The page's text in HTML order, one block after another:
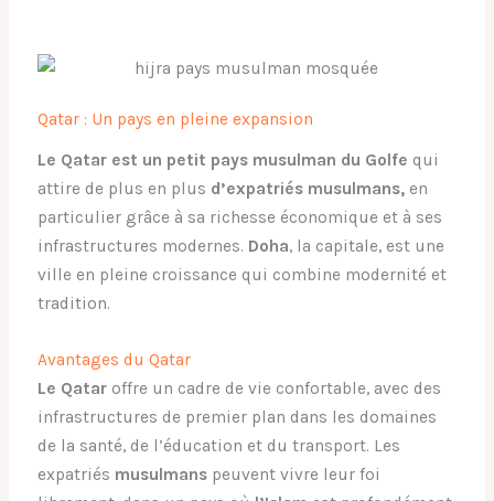
Qatar : Un pays en pleine expansion
Le Qatar est un petit pays musulman du Golfe qui
attire de plus en plus d’expatriés musulmans,en
particulier grâce à sa richesse économique et à ses
infrastructures modernes. Doha, la capitale, est une
ville en pleine croissance qui combine modernité et
tradition.
Avantages du Qatar
Le Qataroffre un cadre de vie confortable, avec des
infrastructures de premier plan dans les domaines
de la santé, de l’éducation et du transport. Les
expatriés musulmanspeuvent vivre leur foi